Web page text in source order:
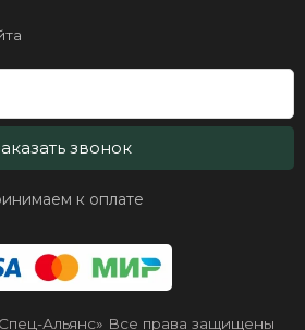
звонок
к оплате
Альянс» Все права защищены